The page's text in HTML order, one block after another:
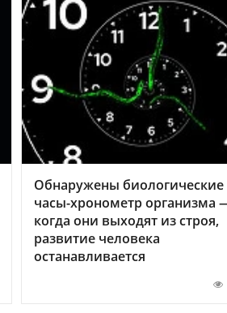
Обнаружены биологические
часы-хронометр организма
когда они выходят из строя,
развитие человека
останавливается